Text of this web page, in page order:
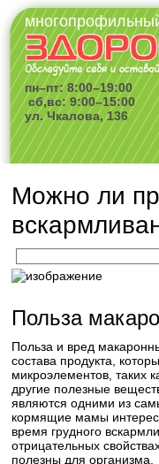
пн–пт: 8:00–19:00
сб,вс: 9:00–15:00
ул. Чкалова, 136
Можно ли
Польза
Польза и вред
состава продукта,
микроэлементов, таких
другие полезные
являются одними из
кормящие мамы
время грудного
отрицательных
полезны для организма.